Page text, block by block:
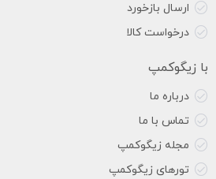
ارسال بازخورد
درخواست کالا
با زیگوکمپ
درباره ما
تماس با ما
مجله زیگوکمپ
تورهای زیگوکمپ